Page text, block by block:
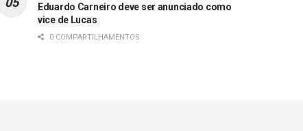
Eduardo Carneiro deve ser anunciado como
vice de Lucas
0 COMPARTILHAMENTOS